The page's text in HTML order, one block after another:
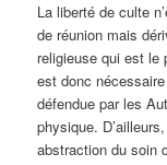
La liberté de culte
de réunion mais
religieuse qui est le
est donc
défendue par les
physique.
abstraction du soin